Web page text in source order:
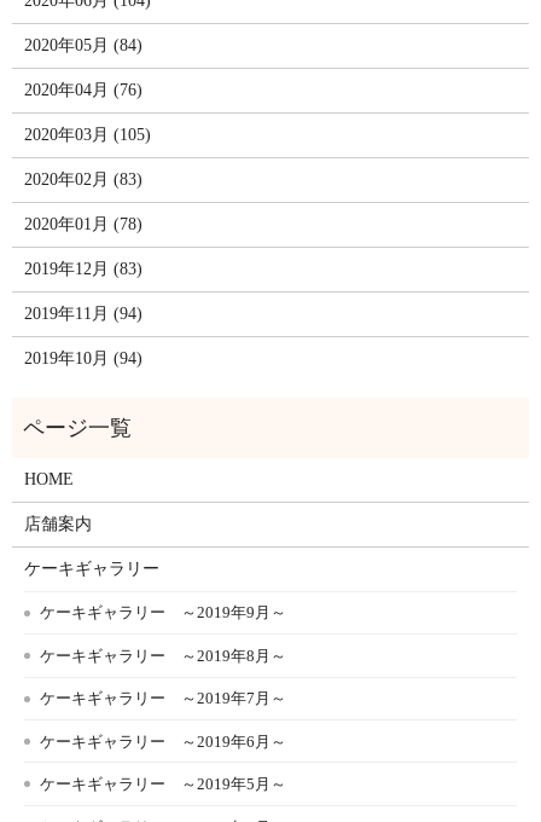
2020年05月 (84)
2020年04月 (76)
2020年03月 (105)
2020年02月 (83)
2020年01月 (78)
2019年12月 (83)
2019年11月 (94)
2019年10月 (94)
HOME
店舗案内
ケーキギャラリー
ケーキギャラリー ～2019年9月～
ケーキギャラリー ～2019年8月～
ケーキギャラリー ～2019年7月～
ケーキギャラリー ～2019年6月～
ケーキギャラリー ～2019年5月～